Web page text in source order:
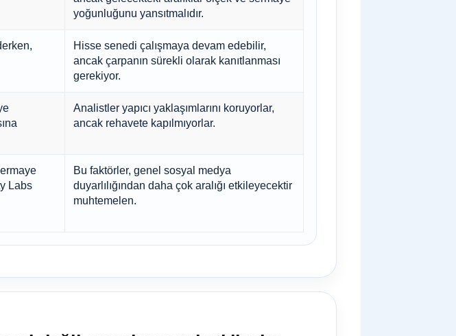
yoğunluğunu yansıtmalıdır.
Hisse senedi çalışmaya devam edebilir,
ancak çarpanın sürekli olarak kanıtlanması
gerekiyor.
Analistler yapıcı yaklaşımlarını koruyorlar,
ancak rehavete kapılmıyorlar.
Labs
Bu faktörler, genel sosyal medya
duyarlılığından daha çok aralığı etkileyecektir
muhtemelen.